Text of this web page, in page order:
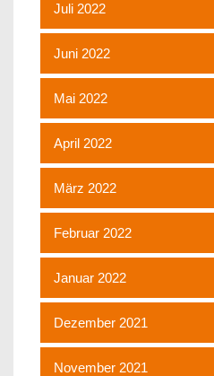
Juli 2022
Juni 2022
Mai 2022
April 2022
März 2022
Februar 2022
Januar 2022
Dezember 2021
November 2021